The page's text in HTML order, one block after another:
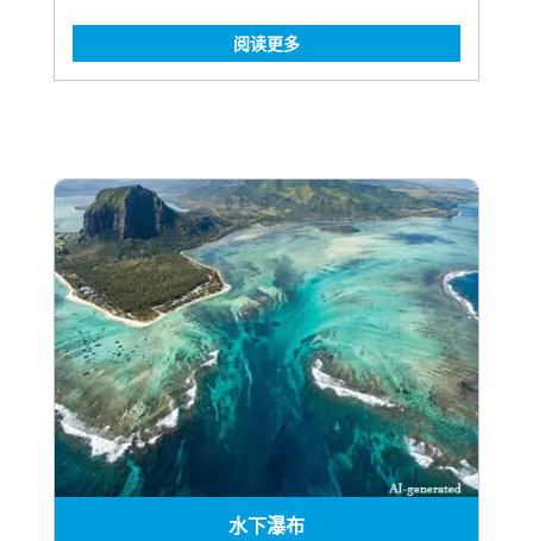
阅读更多
水下瀑布